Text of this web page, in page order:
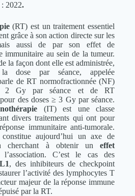
2022.
(RT) est un traitement essentiel
grâce à son action directe sur les
aussi de par son effet de
immunitaire au sein de la tumeur.
la façon dont elle est administrée,
dose par séance, appelée
de RT normofractionnée (NF)
2 Gy par séance et de RT
des doses ≥ 3 Gy par séance.
(IT) est une classe
divers traitements qui ont pour
immunitaire anti-tumorale.
aujourd’hui un axe de
cherchant à obtenir un effet
C’est le cas des
, des inhibiteurs de checkpoint
l’activité des lymphocytes T
majeur de la réponse immune
par la RT.